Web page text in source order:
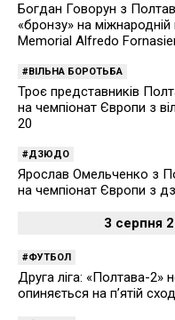
Богдан Говорун з
«бронзу» на міжнародній
Memorial Alfredo
ВІЛЬНА БОРОТЬБА
Троє представників
на чемпіонат Європи з
20
ДЗЮДО
Ярослав Омельченко з
на чемпіонат Європи з
3 серпня
ФУТБОЛ
Друга ліга: «Полтава-2»
опиняється на п’ятій